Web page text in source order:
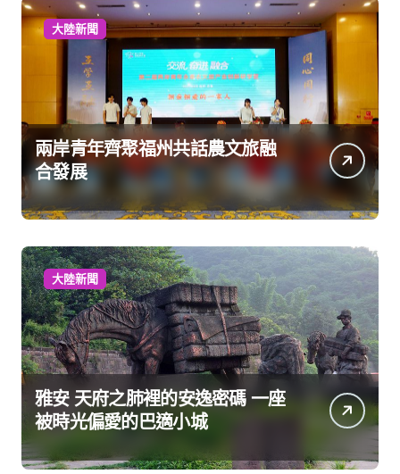
大陸新聞
兩岸青年齊聚福州共話農文旅融
合發展
大陸新聞
雅安 天府之肺裡的安逸密碼 一座
被時光偏愛的巴適小城